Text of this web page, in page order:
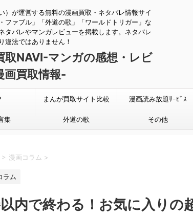
）が運営する無料の漫画買取・ネタバレ情報サイ
ファブル」「外道の歌」「ワールドトリガー」な
タバレやマンガレビューを掲載します。ネタバレ
違法ではありません！
取NAVI-マンガの感想・レビ
画買取情報-
まんが買取サイト比較 漫画読み放題ｻｰﾋﾞｽ
集 外道の歌 その他
> 漫画コラム >
ラム
内で終わる！お気に入りの